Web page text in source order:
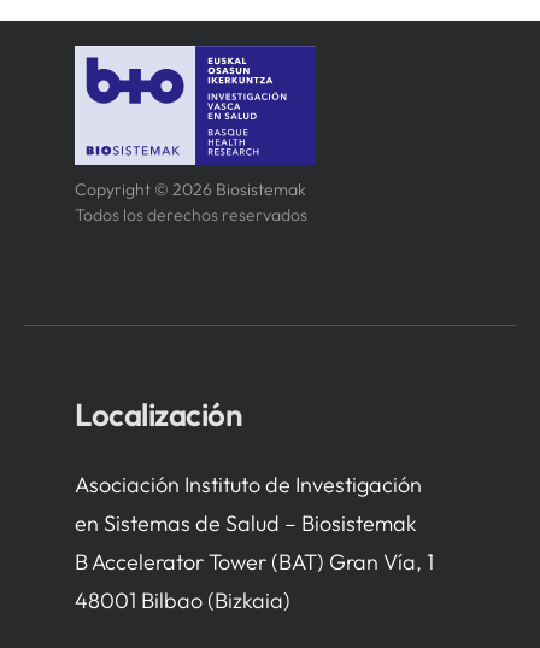
Copyright © 2026 Biosistemak
Todos los derechos reservados
Localización
Asociación Instituto de Investigación
en Sistemas de Salud – Biosistemak
B Accelerator Tower (BAT) Gran Vía, 1
48001 Bilbao (Bizkaia)